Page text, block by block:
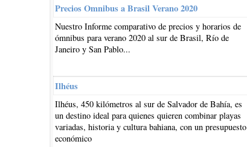
Precios Omnibus a Brasil Verano 2020
Nuestro Informe comparativo de precios y horarios de
ómnibus para verano 2020 al sur de Brasil, Río de
Janeiro y San Pablo...
Ilhéus
Ilhéus, 450 kilómetros al sur de Salvador de Bahía, es
un destino ideal para quienes quieren combinar playas
variadas, historia y cultura bahiana, con un presupuesto
económico